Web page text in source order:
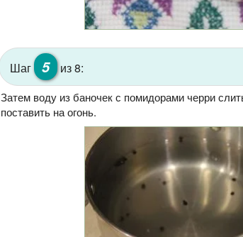
Шаг 5 из 8:
Затем воду из баночек с помидорами черри
поставить на огонь.